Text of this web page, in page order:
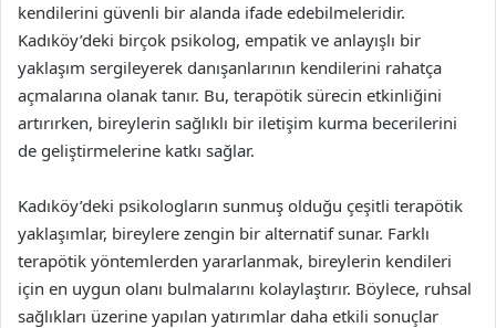
kendilerini güvenli bir alanda ifade edebilmeleridir.
Kadıköy’deki birçok psikolog, empatik ve anlayışlı bir
yaklaşım sergileyerek danışanlarının kendilerini rahatça
açmalarına olanak tanır. Bu, terapötik sürecin etkinliğini
artırırken, bireylerin sağlıklı bir iletişim kurma becerilerini
de geliştirmelerine katkı sağlar.
Kadıköy’deki psikologların sunmuş olduğu çeşitli terapötik
yaklaşımlar, bireylere zengin bir alternatif sunar. Farklı
terapötik yöntemlerden yararlanmak, bireylerin kendileri
için en uygun olanı bulmalarını kolaylaştırır. Böylece, ruhsal
sağlıkları üzerine yapılan yatırımlar daha etkili sonuçlar